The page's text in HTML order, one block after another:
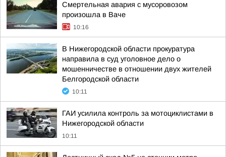
Смертельная авария с мусоровозом
произошла в Ваче
10:16
В Нижегородской области прокуратура
направила в суд уголовное дело о
мошенничестве в отношении двух жителей
Белгородской области
10:11
ГАИ усилила контроль за мотоциклистами в
Нижегородской области
10:11